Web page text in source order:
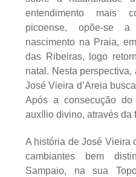
entendimento mais
picoense, opõe-se
nascimento na Praia,
das Ribeiras, logo
natal. Nesta
José Vieira d’Areia
Após a consecução
auxílio divino, através da
A história de José Vieira
cambiantes bem
Sampaio, na sua